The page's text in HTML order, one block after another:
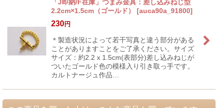
「J即納/F在庫」つまみ金具：差し込みねじ型
2.2cm×1.5cm（ゴールド）
[auca90a_91800]
230円
＊製造状況によって若干写真と違う部分がある
ことがありますことをご了承ください。サイズ
サイズ：約2.2 x 1.5cm(表部分)差し込みねじが
ついたゴールド色の模様入り引き取っ手です。
カルトナージュ作品…